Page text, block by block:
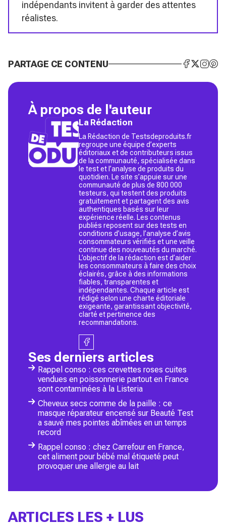
indépendants invitent à garder des attentes
réalistes.
PARTAGE CE CONTENU
À propos de l'auteur
La Rédaction
La Rédaction de Testsdeproduits.fr
regroupe une équipe d’experts
éditoriaux et de contributeurs issus
de la communauté, spécialisée dans
le test et l’analyse de produits du
quotidien. Le site s’appuie sur une
communauté de plus de 800 000
testeurs, qui testent des produits
gratuitement et partagent des avis
authentiques basés sur leur
expérience réelle. Les contenus
publiés reposent sur des tests en
conditions d’usage, l’analyse d’avis
consommateurs vérifiés et une veille
continue des nouveautés du marché.
L’objectif de la rédaction est d’aider
les consommateurs à faire des choix
éclairés, grâce à des informations
fiables, transparentes et
indépendantes. Chaque article est
rédigé selon une charte éditoriale
exigeante, garantissant objectivité,
clarté et pertinence des
recommandations.
Ses derniers articles
Rappel conso : ces crevettes roses cuites
vendues en poissonnerie partout en France
sont contaminées à la Listeria
Cheveux secs comme de la paille : ce
masque réparateur encensé sur Beauté Test
a sauvé mes pointes abîmées en un temps
record
Rappel conso : chez Carrefour en France,
cet aliment pour bébé mal étiqueté peut
provoquer une allergie au lait
ARTICLES LES + LUS